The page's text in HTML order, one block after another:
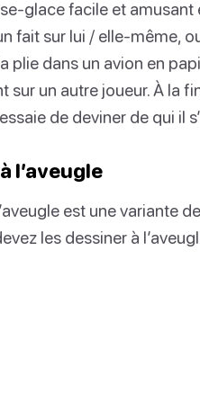
glace facile et
fait sur lui / elle-même,
plie dans un avion en
sur un autre joueur. À la
de deviner de qui il
l’aveugle
est une variante
les dessiner à